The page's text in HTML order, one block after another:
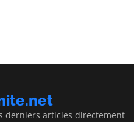
derniers articles directement